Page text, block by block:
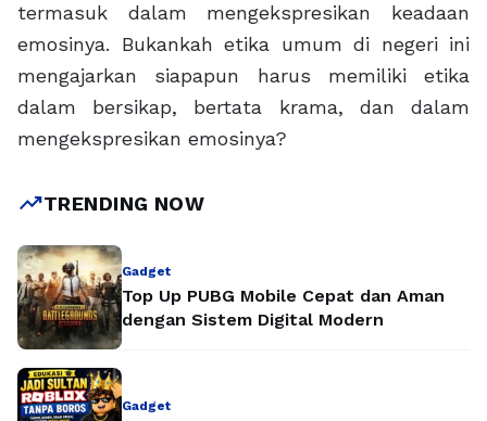
termasuk dalam mengekspresikan keadaan
emosinya. Bukankah etika umum di negeri ini
mengajarkan siapapun harus memiliki etika
dalam bersikap, bertata krama, dan dalam
mengekspresikan emosinya?
trending_upTRENDING NOW
Gadget
Top Up PUBG Mobile Cepat dan Aman
dengan Sistem Digital Modern
Gadget